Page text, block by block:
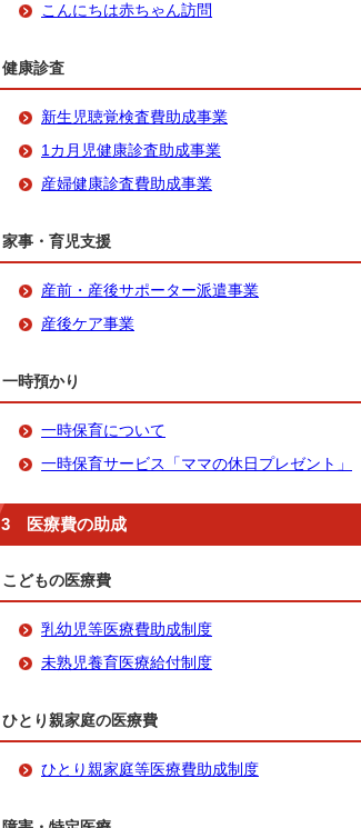
こんにちは赤ちゃん訪問
健康診査
新生児聴覚検査費助成事業
1カ月児健康診査助成事業
産婦健康診査費助成事業
家事・育児支援
産前・産後サポーター派遣事業
産後ケア事業
一時預かり
一時保育について
一時保育サービス「ママの休日プレゼント」
3 医療費の助成
こどもの医療費
乳幼児等医療費助成制度
未熟児養育医療給付制度
ひとり親家庭の医療費
ひとり親家庭等医療費助成制度